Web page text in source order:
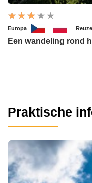
Europa
Een wandeling rond
Praktische